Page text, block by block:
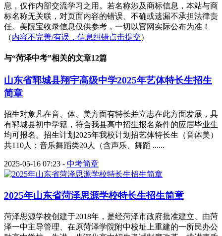
息，仅作内部交流学习之用。若名称涉及商标信息，本站与商
标名称无关联，对页面内容的错误、不确或遗漏不承担法律责
任。美院宝收录信息仅供参考，一切以官网实际公布为准！
（内容不完善/有误，信息纠错点击提交）
与“菏泽中考”相关的文章12篇
山东省郓城县翔宇高级中学2025年艺体特长生招生
简章
招生对象凡在音、体、美方面有特长并立志在此方面发展，具
有郓城县初中学籍，符合我县高中招生报名条件的应届毕业生
均可报名。招生计划2025年我校计划招艺体特长生（音体美）
共110人：音乐舞蹈类20人（含声乐、舞蹈 ......
2025-05-16 07:23 - 中考简章
2025年山东省菏泽思源学校特长生招生简章
菏泽思源学校创建于2018年，是经菏泽市政府批准建立、由菏
泽一中主导管理、在原菏泽学院附中校址上重建的一所民办公